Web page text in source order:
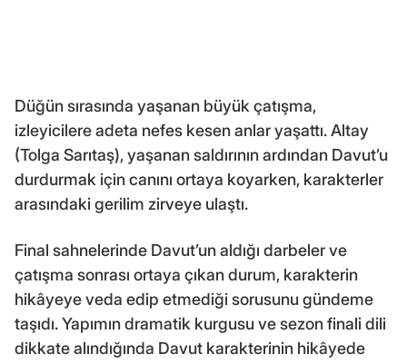
Düğün sırasında yaşanan büyük çatışma,
izleyicilere adeta nefes kesen anlar yaşattı. Altay
(Tolga Sarıtaş), yaşanan saldırının ardından Davut’u
durdurmak için canını ortaya koyarken, karakterler
arasındaki gerilim zirveye ulaştı.
Final sahnelerinde Davut’un aldığı darbeler ve
çatışma sonrası ortaya çıkan durum, karakterin
hikâyeye veda edip etmediği sorusunu gündeme
taşıdı. Yapımın dramatik kurgusu ve sezon finali dili
dikkate alındığında Davut karakterinin hikâyede